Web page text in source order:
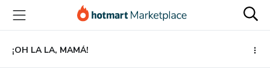
principal
página
de
página
¡OH LA LA, MAMÁ!